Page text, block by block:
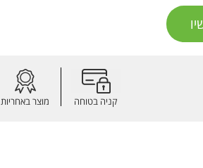
קניה בטוחה מוצר באחריות